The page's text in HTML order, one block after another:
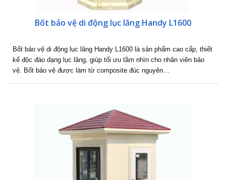
Bốt bảo vệ di động lục lăng Handy L1600
Bốt bảo vệ di động lục lăng Handy L1600 là sản phẩm cao cấp, thiết
kế độc đáo dạng lục lăng, giúp tối ưu tầm nhìn cho nhân viên bảo
vệ. Bốt bảo vệ được làm từ composite đúc nguyên…